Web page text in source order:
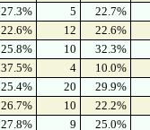
27.3% 5
22.7%
22.6% 12
22.6%
25.8% 10
32.3%
37.5% 4
10.0%
25.4% 20
29.9%
26.7% 10
22.2%
27.8% 9
25.0%